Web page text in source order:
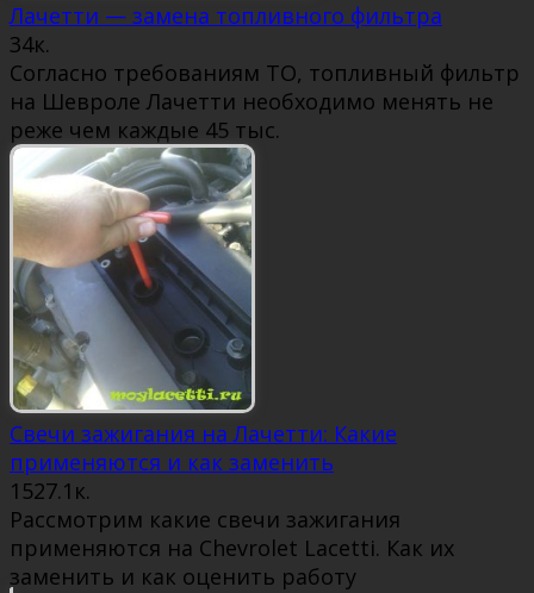
Лачетти — замена топливного фильтра
34к.
Согласно требованиям ТО, топливный фильтр
на Шевроле Лачетти необходимо менять не
реже чем каждые 45 тыс.
Свечи зажигания на Лачетти: Какие
применяются и как заменить
1527.1к.
Рассмотрим какие свечи зажигания
применяются на Chevrolet Lacetti. Как их
заменить и как оценить работу